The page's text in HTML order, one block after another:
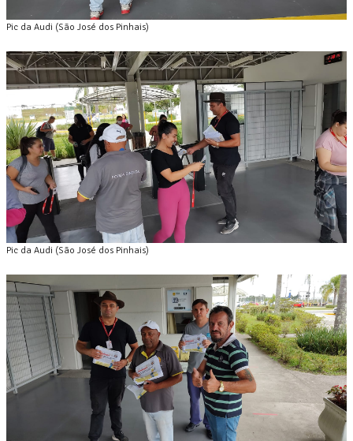
Pic da Audi (São José dos Pinhais)
Pic da Audi (São José dos Pinhais)